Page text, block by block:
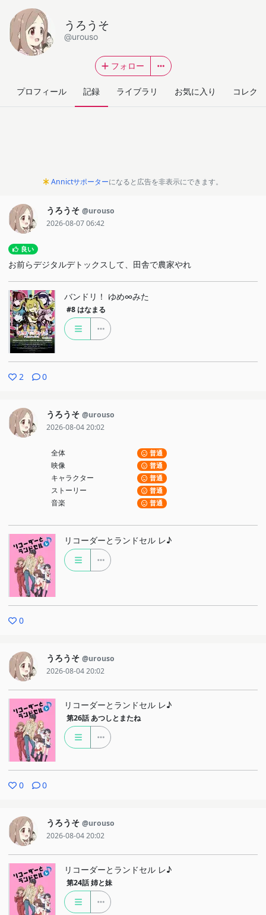
うろうそ
@urouso
フォロー
プロフィール 記録 ライブラリ お気に入り コレク
Annictサポーターになると広告を非表示にできます。
うろうそ @urouso
2026-08-07 06:42
良い
お前らデジタルデトックスして、田舎で農家やれ
バンドリ！ ゆめ∞みた
#8 はなまる
2 0
うろうそ @urouso
2026-08-04 20:02
全体 普通
映像 普通
キャラクター 普通
ストーリー 普通
音楽 普通
リコーダーとランドセル レ♪
0
うろうそ @urouso
2026-08-04 20:02
リコーダーとランドセル レ♪
第26話 あつしとまたね
0 0
うろうそ @urouso
2026-08-04 20:02
リコーダーとランドセル レ♪
第24話 姉と妹